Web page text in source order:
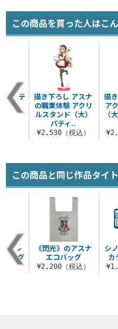
この商品を買った人はこ
描
ア
（
コッテ
込）
描き下ろし アスナ
の職業体験 アクリ
ルスタンド（大）
パティ..
¥2,530（税込）
この商品と同じ作品タイ
シ
カ
コレ
ッグ
《閃光》のアスナ
エコバッグ
¥2,200（税込）